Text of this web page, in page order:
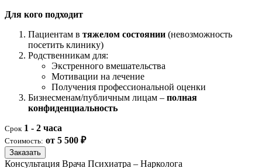
Для кого подходит
Пациентам в тяжелом состоянии (невозможность
посетить клинику)
Родственникам для:
Экстренного вмешательства
Мотивации на лечение
Получения профессиональной оценки
Бизнесменам/публичным лицам – полная
конфиденциальность
Срок 1 - 2 часа
Стоимость: от 5 500 ₽
Заказать
Консультация Врача Психиатра – Нарколога